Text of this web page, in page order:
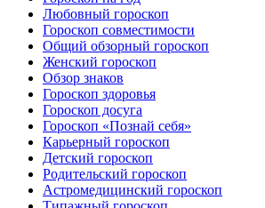
Любовный гороскоп
Гороскоп совместимости
Общий обзорный гороскоп
Женский гороскоп
Обзор знаков
Гороскоп здоровья
Гороскоп досуга
Гороскоп «Познай себя»
Карьерный гороскоп
Детский гороскоп
Родительский гороскоп
Астромедицинский гороскоп